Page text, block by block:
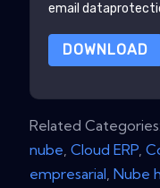
email
DOWNLOAD
Related
nube,Cloud ERP,
empresarial,Nube